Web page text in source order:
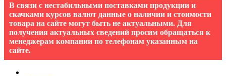
В связи с нестабильными поставками продукции и
скачками курсов валют данные о наличии и стоимости
товара на сайте могут быть не актуальными. Для
получения актуальных сведений просим обращаться к
менеджерам компании по телефонам указанным на
сайте.